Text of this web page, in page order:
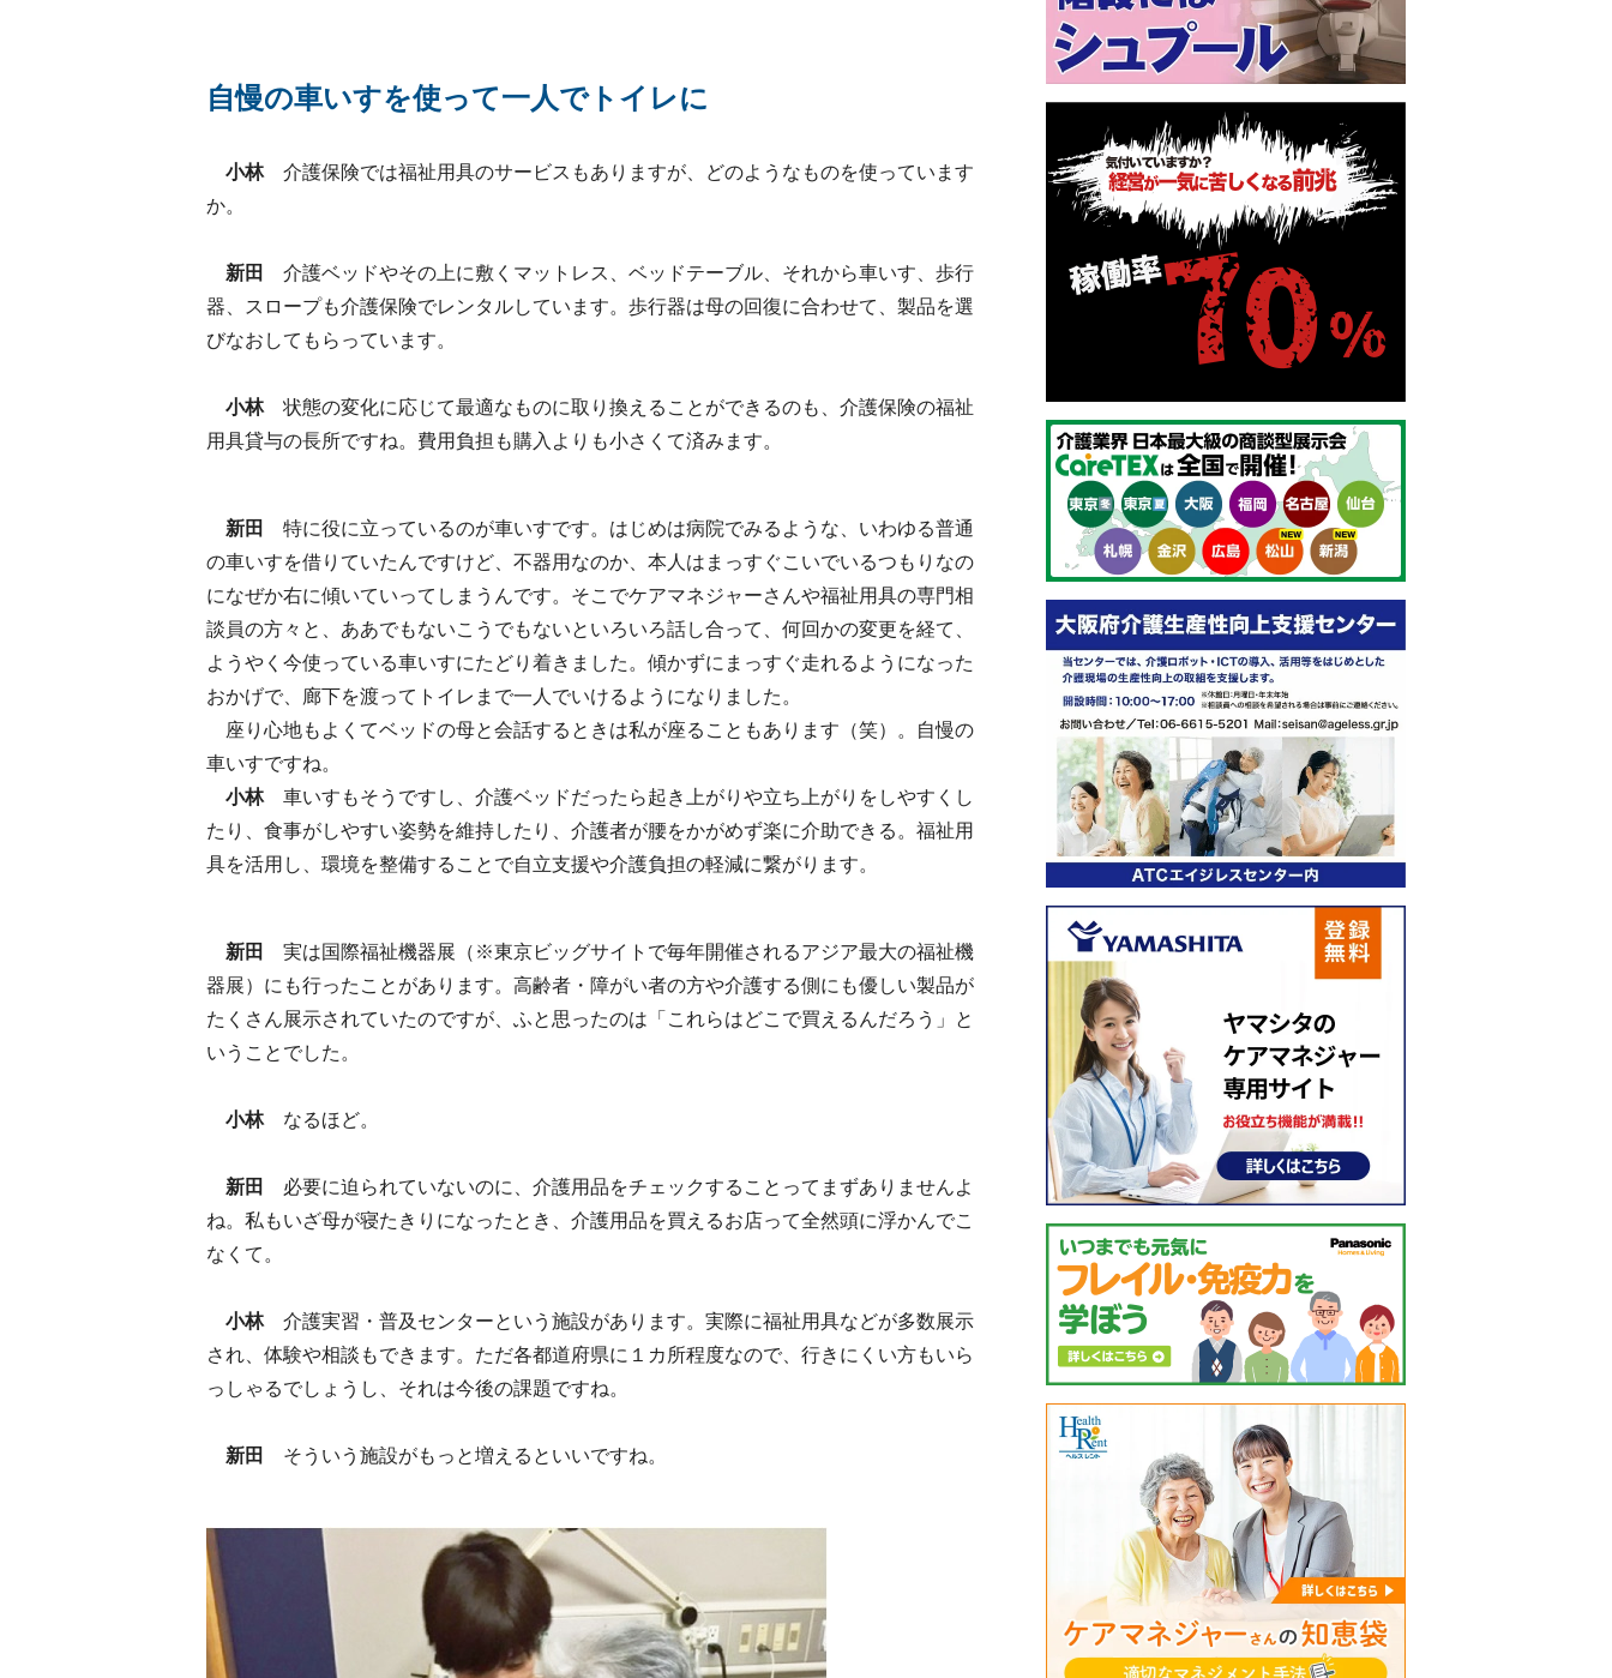
自慢の車いすを使って一人でトイレに
小林介護保険では福祉用具のサービスもありますが、どのようなものを使っています
か。
新田
介護ベッドやその上に敷くマットレス、ベッドテーブル、それから車いす、歩行
器、スロープも介護保険でレンタルしています。歩行器は母の回復に合わせて、製品を選
びなおしてもらっています。
小林状態の変化に応じて最適なものに取り換えることができるのも、介護保険の福祉
用具貸与の長所ですね。費用負担も購入よりも小さくて済みます。
新田
特に役に立っているのが車いすです。はじめは病院でみるような、いわゆる普通
の車いすを借りていたんですけど、不器用なのか、本人はまっすぐこいでいるつもりなの
になぜか右に傾いていってしまうんです。そこでケアマネジャーさんや福祉用具の専門相
談員の方々と、ああでもないこうでもないといろいろ話し合って、何回かの変更を経て、
ようやく今使っている車いすにたどり着きました。傾かずにまっすぐ走れるようになった
おかげで、廊下を渡ってトイレまで一人でいけるようになりました。
座り心地もよくてベッドの母と会話するときは私が座ることもあります（笑）。自慢の
車いすですね。
小林車いすもそうですし、介護ベッドだったら起き上がりや立ち上がりをしやすくし
たり、食事がしやすい姿勢を維持したり、介護者が腰をかがめず楽に介助できる。福祉用
具を活用し、環境を整備することで自立支援や介護負担の軽減に繋がります。
新田
実は国際福祉機器展（※東京ビッグサイトで毎年開催されるアジア最大の福祉機
器展）にも行ったことがあります。高齢者・障がい者の方や介護する側にも優しい製品が
たくさん展示されていたのですが、ふと思ったのは「これらはどこで買えるんだろう」と
いうことでした。
小林なるほど。
新田
必要に迫られていないのに、介護用品をチェックすることってまずありませんよ
ね。私もいざ母が寝たきりになったとき、介護用品を買えるお店って全然頭に浮かんでこ
なくて。
小林介護実習・普及センターという施設があります。実際に福祉用具などが多数展示
され、体験や相談もできます。ただ各都道府県に１カ所程度なので、行きにくい方もいら
っしゃるでしょうし、それは今後の課題ですね。
新田 そういう施設がもっと増えるといいですね。